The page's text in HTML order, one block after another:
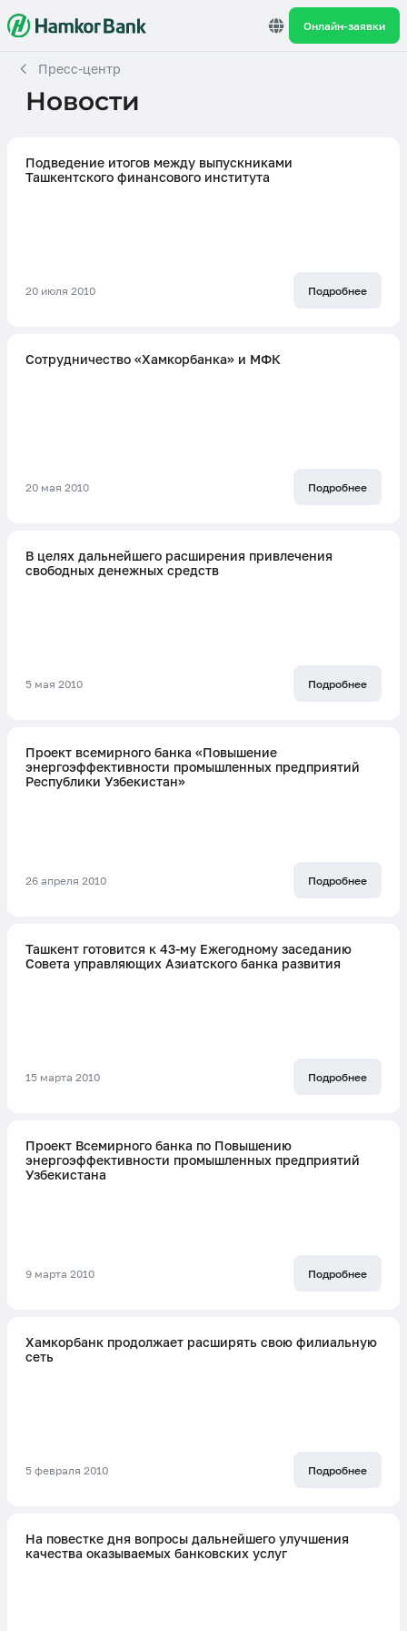
Онлайн-заявки
Пресс-центр
Новости
Подведение итогов между выпускниками
Ташкентского финансового института
20 июля 2010 Подробнее
Cотрудничество «Хамкорбанка» и МФК
20 мая 2010 Подробнее
В целях дальнейшего расширения привлечения
свободных денежных средств
5 мая 2010 Подробнее
Проект всемирного банка «Повышение
энергоэффективности промышленных предприятий
Республики Узбекистан»
26 апреля 2010 Подробнее
Ташкент готовится к 43-му Ежегодному заседанию
Совета управляющих Азиатского банка развития
15 марта 2010 Подробнее
Проект Всемирного банка по Повышению
энергоэффективности промышленных предприятий
Узбекистана
9 марта 2010 Подробнее
Хамкорбанк продолжает расширять свою филиальную
сеть
5 февраля 2010 Подробнее
На повестке дня вопросы дальнейшего улучшения
качества оказываемых банковских услуг